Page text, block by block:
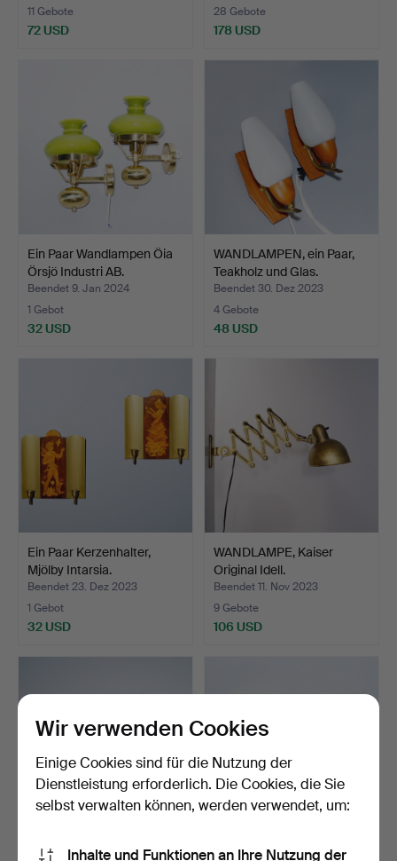
11 Gebote
72 USD
28 Gebote
178 USD
Ein Paar Wandlampen Öia
Örsjö Industri AB.
Beendet 9. Jan 2024
1 Gebot
32 USD
WANDLAMPEN, ein Paar,
Teakholz und Glas.
Beendet 30. Dez 2023
4 Gebote
48 USD
Ein Paar Kerzenhalter,
Mjölby Intarsia.
Beendet 23. Dez 2023
1 Gebot
32 USD
WANDLAMPE, Kaiser
Original Idell.
Beendet 11. Nov 2023
9 Gebote
106 USD
WANDLAMPEN, ein Paar,
WANDLEUCHTEN, ein
Wir verwenden Cookies
Einige Cookies sind für die Nutzung der
Dienstleistung erforderlich. Die Cookies, die Sie
selbst verwalten können, werden verwendet, um:
Inhalte und Funktionen an Ihre Nutzung der